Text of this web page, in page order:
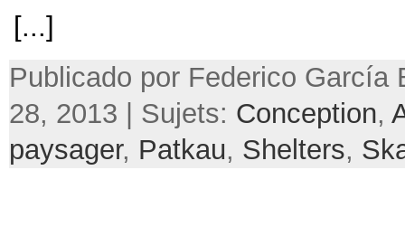
[...]
Publicado por Federico García
28, 2013 | Sujets: Conception,
paysager, Patkau, Shelters,